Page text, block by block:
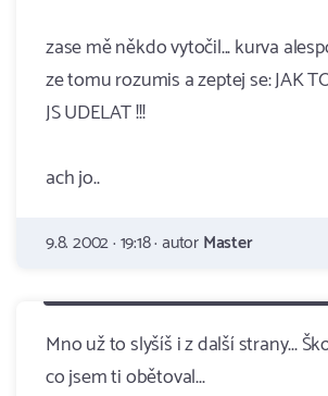
zase mě někdo vytočil... kurva
ze tomu rozumis a zeptej se: JAK
JS UDELAT !!!
ach jo..
9.8. 2002 · 19:18 · autorMaster
Mno už to slyšíš i z další strany...
co jsem ti obětoval...